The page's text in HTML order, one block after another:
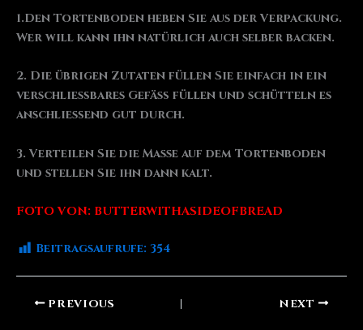
1.Den Tortenboden heben Sie aus der Verpackung.
Wer will kann ihn natürlich auch selber backen.
2. Die übrigen Zutaten füllen Sie einfach in ein
verschließbares Gefäß füllen und schütteln es
anschließend gut durch.
3. Verteilen Sie die Masse auf dem Tortenboden
und stellen Sie ihn dann kalt.
FOTO VON: BUTTERWITHASIDEOFBREAD
Beitragsaufrufe: 354
PREVIOUS NEXT